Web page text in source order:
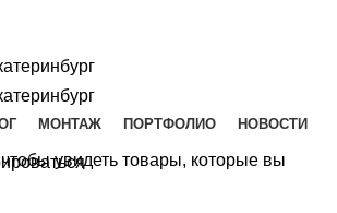
МОНТАЖ ПОРТФОЛИО
НОВОСТИ
увидеть товары, которые вы